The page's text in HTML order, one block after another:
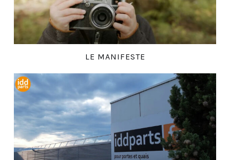
LE MANIFESTE